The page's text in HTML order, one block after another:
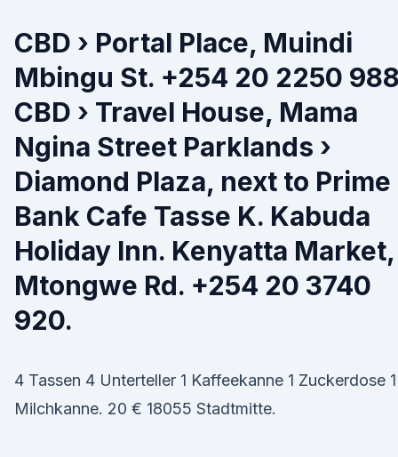
CBD › Portal Place, Muindi
Mbingu St. +254 20 2250
CBD › Travel House, Mama
Ngina Street Parklands ›
Diamond Plaza, next to Prime
Bank Cafe Tasse K. Kabuda
Holiday Inn. Kenyatta Market,
Mtongwe Rd. +254 20 3740
920.
4 Tassen 4 Unterteller 1 Kaffeekanne 1 Zuckerdose 1
Milchkanne. 20 € 18055 Stadtmitte.